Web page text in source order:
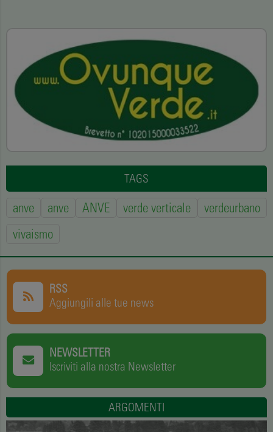
TAGS
anve anve ANVE verde verticale
verdeurbano
vivaismo
RSS
Aggiungili alle tue news
NEWSLETTER
Iscriviti alla nostra Newsletter
ARGOMENTI